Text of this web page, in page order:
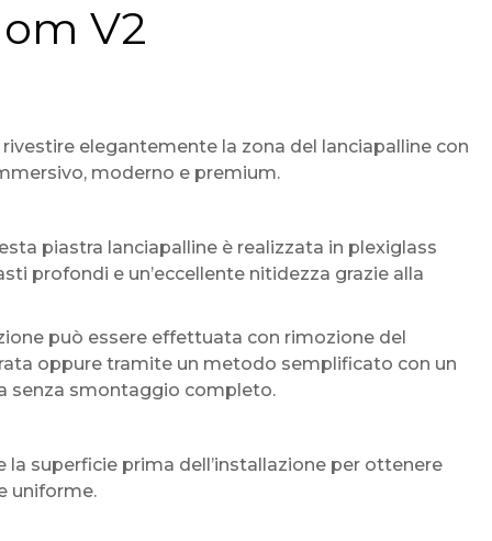
V2
elegantemente la zona del lanciapalline con
moderno e premium.
piastra lanciapalline è realizzata in plexiglass
profondi e un’eccellente nitidezza grazie alla
può essere effettuata con rimozione del
oppure tramite un metodo semplificato con un
senza smontaggio completo.
superficie prima dell’installazione per ottenere
uniforme.